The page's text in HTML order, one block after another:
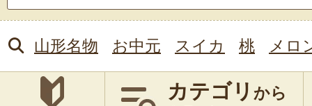
索:
山形名物 お中元 スイカ 桃 メロ
カテゴリ から